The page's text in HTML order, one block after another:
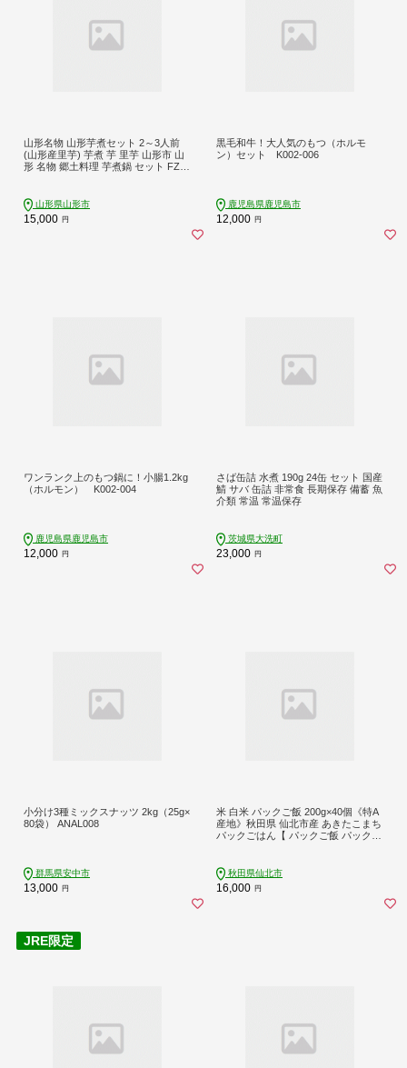
山形名物 山形芋煮セット 2～3人前
(山形産里芋) 芋煮 芋 里芋 山形市 山
形 名物 郷土料理 芋煮鍋 セット FZ18
山形県山形市
15,000 円
黒毛和牛！大人気のもつ（ホルモ
ン）セット K002-006
鹿児島県鹿児島市
12,000 円
ワンランク上のもつ鍋に！小腸1.2kg
（ホルモン） K002-004
鹿児島県鹿児島市
12,000 円
さば缶詰 水煮 190g 24缶 セット 国産
鯖 サバ 缶詰 非常食 長期保存 備蓄 魚
介類 常温 常温保存
茨城県大洗町
23,000 円
小分け3種ミックスナッツ 2kg（25g×
80袋） ANAL008
群馬県安中市
13,000 円
米 白米 パックご飯 200g×40個《特A
産地》秋田県 仙北市産 あきたこまち
パックごはん【 パックご飯 パックラ
秋田県仙北市
16,000 円